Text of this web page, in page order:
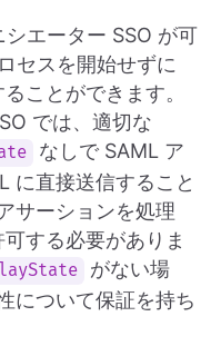
エーター SSO が可
セスを開始せずに
ことができます。
では、適切な
なしで SAML ア
に直接送信すること
サーションを処理
する必要がありま
がない場
について保証を持ち